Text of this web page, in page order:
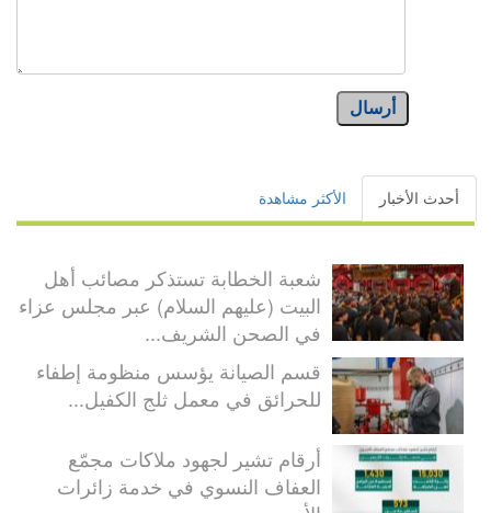
أرسال
أحدث الأخبار الأكثر مشاهدة
شعبة الخطابة تستذكر مصائب أهل
البيت (عليهم السلام) عبر مجلس عزاء
في الصحن الشريف...
قسم الصيانة يؤسس منظومة إطفاء
للحرائق في معمل ثلج الكفيل...
أرقام تشير لجهود ملاكات مجمّع
العفاف النسوي في خدمة زائرات